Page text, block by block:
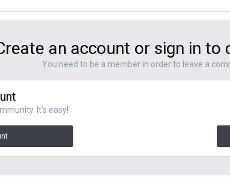
an account or sign in to
You need to be a member in order to leave a
It's easy!